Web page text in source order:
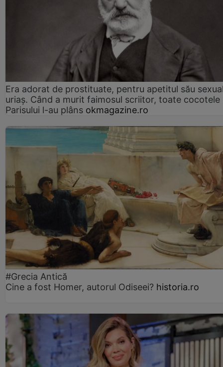
Era adorat de prostituate, pentru apetitul său
uriaș. Când a murit faimosul scriitor, toate cocotele
Parisului l-au plâns okmagazine.ro
#Grecia Antică
Cine a fost Homer, autorul Odiseei? historia.ro